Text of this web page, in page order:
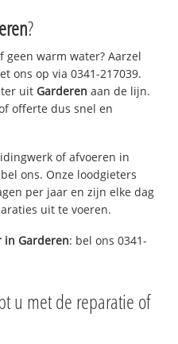
?
geen warm water? Aarzel
ons op via 0341-217039.
uit Garderen aan de lijn.
offerte dus snel en
of afvoeren in
ons. Onze loodgieters
per jaar en zijn elke dag
uit te voeren.
in Garderen: bel ons 0341-
u met de reparatie of